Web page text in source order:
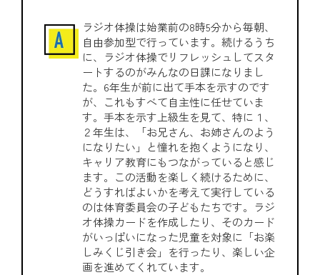
ラジオ体操は始業前の8時5分から毎朝、
自由参加型で行っています。続けるうち
に、ラジオ体操でリフレッシュしてスタ
ートするのがみんなの日課になりまし
た。6年生が前に出て手本を示すのです
が、これもすべて自主性に任せていま
す。手本を示す上級生を見て、特に１、
２年生は、「お兄さん、お姉さんのよう
になりたい」と憧れを抱くようになり、
キャリア教育にもつながっていると感じ
ます。この活動を楽しく続けるために、
どうすればよいかを考えて実行している
のは体育委員会の子どもたちです。ラジ
オ体操カードを作成したり、そのカード
がいっぱいになった児童を対象に「お楽
しみくじ引き会」を行ったり、楽しい企
画を進めてくれています。